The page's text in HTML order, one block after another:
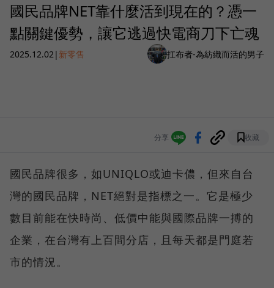
國民品牌NET靠什麼活到現在的？憑一
點關鍵優勢，讓它逃過快電商刀下亡魂
2025.12.02 | 新零售 扛布者-為紡織而活的男子
分享 收藏
國民品牌很多，如UNIQLO或迪卡儂，但來自台
灣的國民品牌，NET絕對是指標之一。它是極少
數目前能在快時尚、低價中能與國際品牌一搏的
企業，在台灣有上百間分店，且每天都是門庭若
市的情況。